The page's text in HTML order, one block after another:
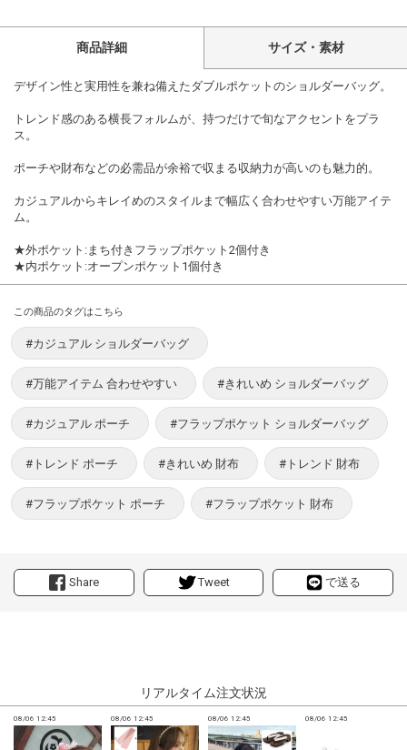
Share Tweet で送る
商品詳細 サイズ・素材
デザイン性と実用性を兼ね備えたダブルポケットのショルダーバッグ。
トレンド感のある横長フォルムが、持つだけで旬なアクセントをプラ
ス。
ポーチや財布などの必需品が余裕で収まる収納力が高いのも魅力的。
カジュアルからキレイめのスタイルまで幅広く合わせやすい万能アイテ
ム。
★外ポケット:まち付きフラップポケット2個付き
★内ポケット:オープンポケット1個付き
この商品のタグはこちら
#カジュアル ショルダーバッグ
#万能アイテム 合わせやすい #きれいめ ショルダーバッグ
#カジュアル ポーチ #フラップポケット ショルダーバッグ
#トレンド ポーチ #きれいめ 財布 #トレンド 財布
#フラップポケット ポーチ #フラップポケット 財布
リアルタイム注文状況
08/06 12:45 08/06 12:45 08/06 12:45 08/06 12:45